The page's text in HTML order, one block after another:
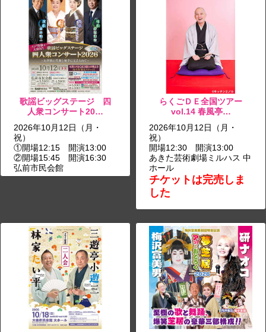
歌謡ビッグステージ 四
人衆コンサート20…
2026年10月12日（月・
祝）
①開場12:15 開演13:00
②開場15:45 開演16:30
弘前市民会館
らくごＤＥ全国ツアー
vol.14 春風亭…
2026年10月12日（月・
祝）
開場12:30 開演13:00
あきた芸術劇場ミルハス 中
ホール
チケットは完売しま
した